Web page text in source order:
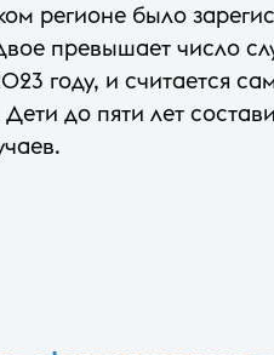
регионе было
превышает число
году, и считается
Дети до пяти лет